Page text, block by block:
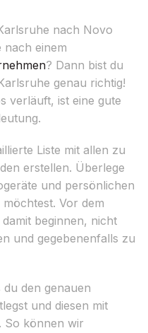
nach Novo
nach einem
? Dann bist du
genau richtig!
verläuft, ist eine gute
Liste mit allen zu
erstellen. Überlege
und persönlichen
Vor dem
beginnen, nicht
und gegebenenfalls zu
den genauen
und diesen mit
So können wir